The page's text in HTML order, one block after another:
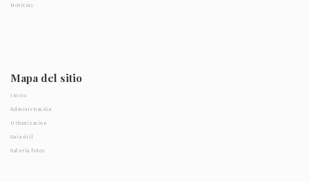
Noticias
Mapa del sitio
Inicio
Administración
Urbanizacion
Guía útil
Galería fotos